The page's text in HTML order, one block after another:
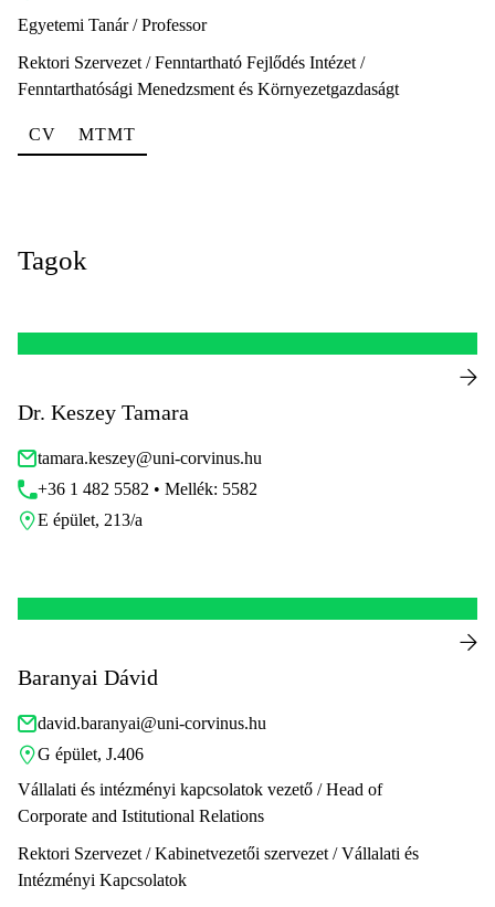
Egyetemi Tanár / Professor
Rektori Szervezet / Fenntartható Fejlődés Intézet /
Fenntarthatósági Menedzsment és Környezetgazdaságt
CV MTMT
Tagok
Dr. Keszey Tamara
tamara.keszey@uni-corvinus.hu
+36 1 482 5582 • Mellék: 5582
E épület, 213/a
Baranyai Dávid
david.baranyai@uni-corvinus.hu
G épület, J.406
Vállalati és intézményi kapcsolatok vezető / Head of
Corporate and Istitutional Relations
Rektori Szervezet / Kabinetvezetői szervezet / Vállalati és
Intézményi Kapcsolatok